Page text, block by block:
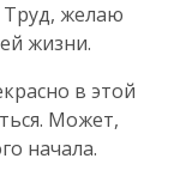
желаю
жизни.
в этой
Может,
начала.